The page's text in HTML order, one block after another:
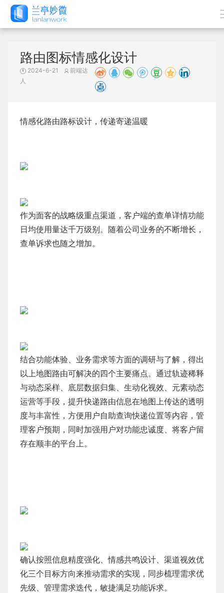
路由图标情感化设计
2024-6-21
前端达
人
情感化路由路标设计，传递寄递温暖
作为面客的战略级重点渠道，客户端的查单详情功能
日均使用量达千万级别。随着公司业务的不断增长，
查单诉求也随之增加。
结合功能体验、业务需求等方面的调研与了解，得出
以上地图路由可解决的四个主要痛点。通过轨迹稀释
与动态采样、底层数据归集、生动化视效、元素动态
运营等手段，提升快递路由信息在地图上传达的透明
度与丰富性，方便用户自助查询快递位置等内容，管
理客户预期，同时加强用户对功能忠诚度、将客户留
存在顺丰的平台上。
确认按照信息精度强化、情感共鸣设计、渠道视效优
化三个目标方向来推动需求的实现，同步梳理需求优
先级、管理需求迭代，敏捷满足功能诉求。